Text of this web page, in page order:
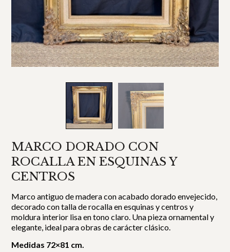
MARCO DORADO CON
ROCALLA EN ESQUINAS Y
CENTROS
Marco antiguo de madera con acabado dorado envejecido,
decorado con talla de rocalla en esquinas y centros y
moldura interior lisa en tono claro. Una pieza ornamental y
elegante, ideal para obras de carácter clásico.
Medidas 72×81 cm.